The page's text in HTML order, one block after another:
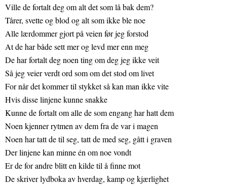
Ville de fortalt deg om alt det som lå bak dem?
Tårer, svette og blod og alt som ikke ble noe
Alle lærdommer gjort på veien før jeg forstod
At de har både sett mer og levd mer enn meg
De har fortalt deg noen ting om deg jeg ikke veit
Så jeg veier verdt ord som om det stod om livet
For når det kommer til stykket så kan man ikke vite
Hvis disse linjene kunne snakke
Kunne de fortalt om alle de som engang har hatt dem
Noen kjenner rytmen av dem fra de var i magen
Noen har tatt de til seg, tatt de med seg, gått i graven
Der linjene kan minne én om noe vondt
Er de for andre blitt en kilde til å finne mot
De skriver lydboka av hverdag, kamp og kjærlighet